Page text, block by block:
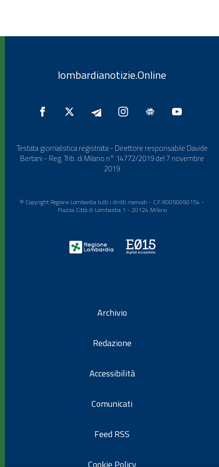
lombardianotizie.Online
Testata giornalistica registrata - Direttore responsabile Davide
Bertani - Reg. Trib. di Milano n° 14772/2019 del 7 novembre
2019
© Copyright Regione Lombardia tutti i diritti riservati - C.F. 80050050154 -
Piazza Città di Lombardia 1 - 20124 Milano
Archivio
Redazione
Accessibilità
Comunicati
Feed RSS
Cookie Policy